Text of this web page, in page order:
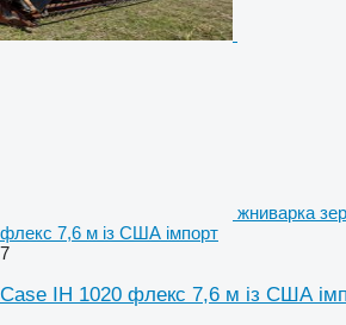
жниварка
флекс 7,6 м із США імпорт
7
Case IH 1020 флекс 7,6 м із США